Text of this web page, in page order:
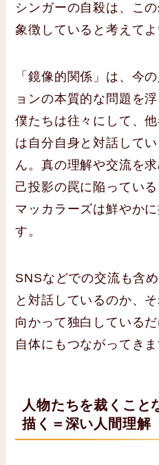
シンガーの自殺は、こ
象徴していると考えてよ
「鏡像的関係」は、今
ョンの本質的な問題を
僕たちは往々にして、
は自分自身と対話して
ん。真の理解や交流を
己投影の罠に陥ってい
マッカラーズは鮮やか
す。
SNSなどでの交流も含
と対話しているのか、
向かって独白している
自体にもつながってきま
人物たちを裁くこと
描く＝深い人間理解